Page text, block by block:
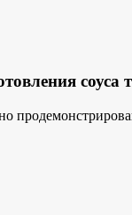
соуса